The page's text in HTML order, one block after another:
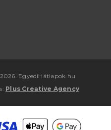
EgyediHátlapok.hu
: Plus Creative Agency